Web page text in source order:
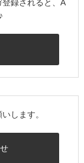
登録されると、A
します。